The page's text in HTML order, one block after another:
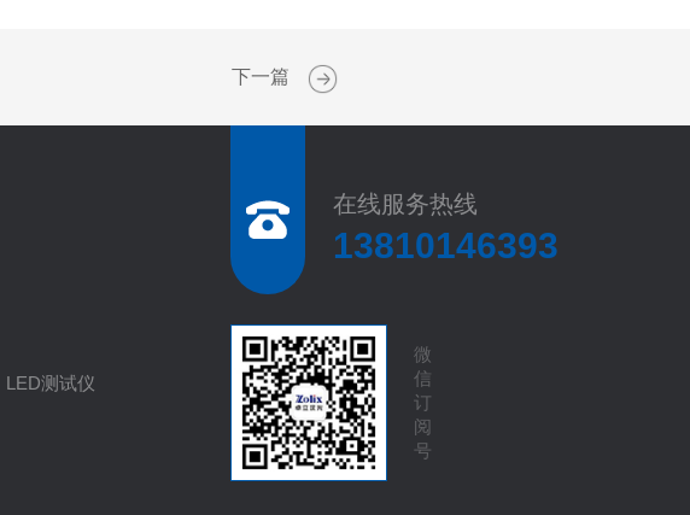
下一篇
LED测试仪
在线服务热线
13810146393
微
信
订
阅
号